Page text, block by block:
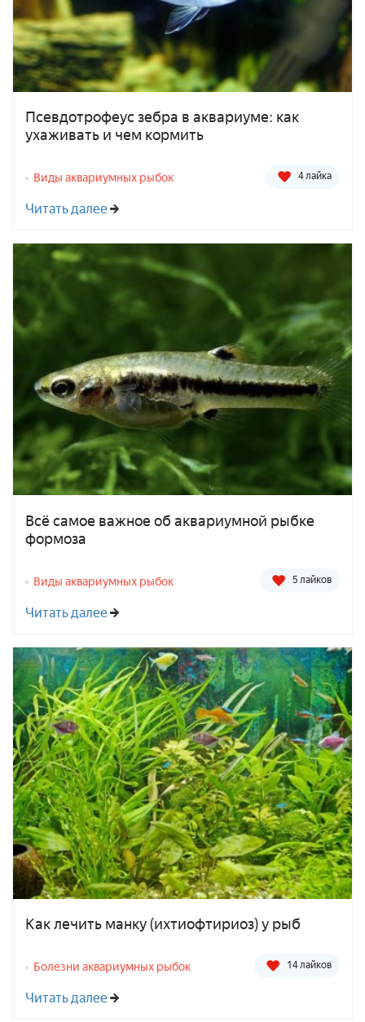
Псевдотрофеус зебра в аквариуме: как
ухаживать и чем кормить
Виды аквариумных рыбок 4 лайка
Читать далее
Всё самое важное об аквариумной рыбке
формоза
Виды аквариумных рыбок 5 лайков
Читать далее
Как лечить манку (ихтиофтириоз) у рыб
Болезни аквариумных рыбок 14 лайков
Читать далее